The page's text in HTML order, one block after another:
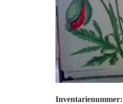
Inventarienummer: